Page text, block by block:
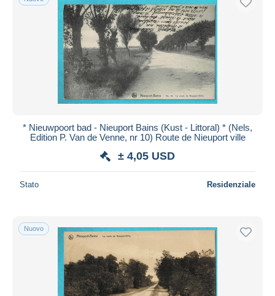
* Nieuwpoort bad - Nieuport Bains (Kust - Littoral) * (Nels,
Edition P. Van de Venne, nr 10) Route de Nieuport ville
± 4,05 USD
Stato Residenziale
Nuovo